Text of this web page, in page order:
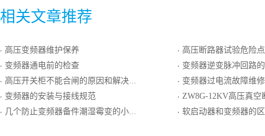
相关文章推荐
· 高压变频器维护保养
· 变频器通电前的检查
· 高压开关柜不能合闸的原因和解决办法
· 变频器的安装与接线规范
· 几个防止变频器备件潮湿霉变的小妙招
· 高压断路器试验危险点
· 变频器逆变脉冲回路
· 变频器过电流故障维修
· ZW8G-12KV高压真空
· 软启动器和变频器的